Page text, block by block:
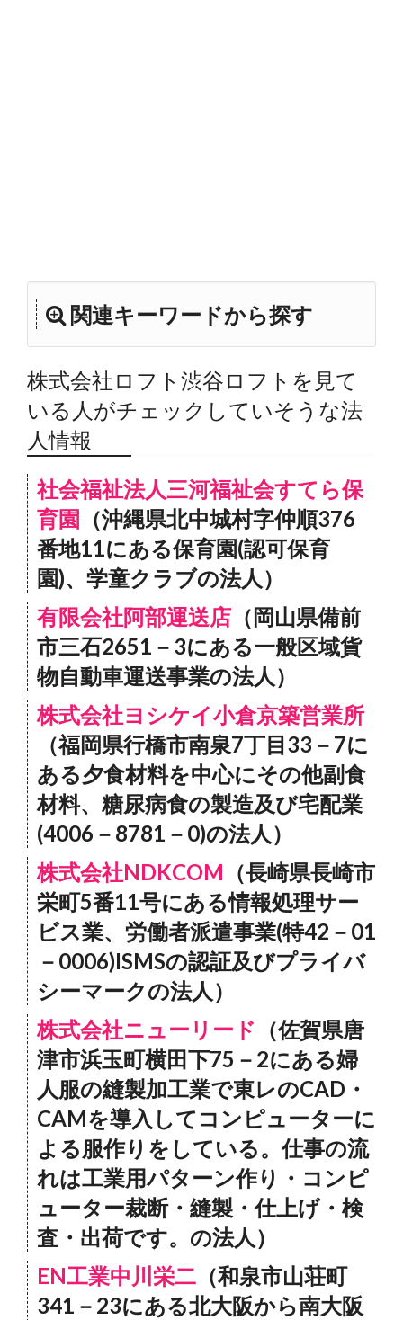
関連キーワードから探す
株式会社ロフト渋谷ロフトを見て
いる人がチェックしていそうな法
人情報
社会福祉法人三河福祉会すてら保
育園 （沖縄県北中城村字仲順376
番地11にある保育園(認可保育
園)、学童クラブの法人）
有限会社阿部運送店 （岡山県備前
市三石2651－3にある一般区域貨
物自動車運送事業の法人）
株式会社ヨシケイ小倉京築営業所
（福岡県行橋市南泉7丁目33－7に
ある夕食材料を中心にその他副食
材料、糖尿病食の製造及び宅配業
(4006－8781－0)の法人）
株式会社NDKCOM （長崎県長崎市
栄町5番11号にある情報処理サー
ビス業、労働者派遣事業(特42－01
－0006)ISMSの認証及びプライバ
シーマークの法人）
株式会社ニューリード
（佐賀県唐
津市浜玉町横田下75－2にある婦
人服の縫製加工業で東レのCAD・
CAMを導入してコンピューターに
よる服作りをしている。仕事の流
れは工業用パターン作り・コンピ
ューター裁断・縫製・仕上げ・検
査・出荷です。の法人）
EN工業中川栄二 （和泉市山荘町
341－23にある北大阪から南大阪